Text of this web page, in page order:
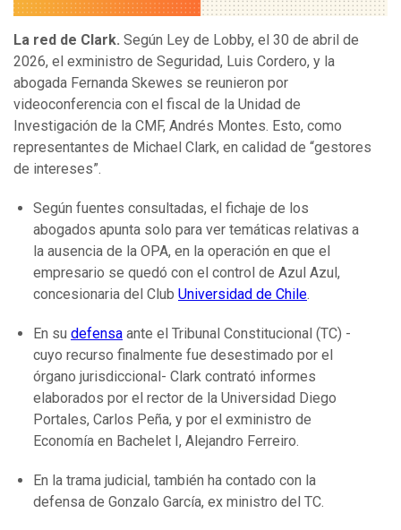
La red de Clark. Según Ley de Lobby, el 30 de abril de
2026, el exministro de Seguridad, Luis Cordero, y la
abogada Fernanda Skewes se reunieron por
videoconferencia con el fiscal de la Unidad de
Investigación de la CMF, Andrés Montes. Esto, como
representantes de Michael Clark, en calidad de “gestores
de intereses”.
Según fuentes consultadas, el fichaje de los
abogados apunta solo para ver temáticas relativas a
la ausencia de la OPA, en la operación en que el
empresario se quedó con el control de Azul Azul,
concesionaria del Club Universidad de Chile.
En su defensa ante el Tribunal Constitucional (TC) -
cuyo recurso finalmente fue desestimado por el
órgano jurisdiccional- Clark contrató informes
elaborados por el rector de la Universidad Diego
Portales, Carlos Peña, y por el exministro de
Economía en Bachelet I, Alejandro Ferreiro.
En la trama judicial, también ha contado con la
defensa de Gonzalo García, ex ministro del TC.